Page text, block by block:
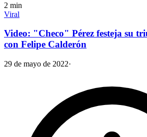
2 min
Viral
Video: "Checo" Pérez festeja su
con Felipe Calderón
29 de mayo de 2022·